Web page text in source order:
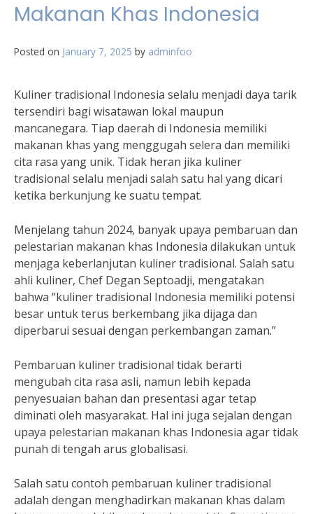
Makanan Khas Indonesia
Posted on January 7, 2025 by adminfoo
Kuliner tradisional Indonesia selalu menjadi daya tarik
tersendiri bagi wisatawan lokal maupun
mancanegara. Tiap daerah di Indonesia memiliki
makanan khas yang menggugah selera dan memiliki
cita rasa yang unik. Tidak heran jika kuliner
tradisional selalu menjadi salah satu hal yang dicari
ketika berkunjung ke suatu tempat.
Menjelang tahun 2024, banyak upaya pembaruan dan
pelestarian makanan khas Indonesia dilakukan untuk
menjaga keberlanjutan kuliner tradisional. Salah satu
ahli kuliner, Chef Degan Septoadji, mengatakan
bahwa “kuliner tradisional Indonesia memiliki potensi
besar untuk terus berkembang jika dijaga dan
diperbarui sesuai dengan perkembangan zaman.”
Pembaruan kuliner tradisional tidak berarti
mengubah cita rasa asli, namun lebih kepada
penyesuaian bahan dan presentasi agar tetap
diminati oleh masyarakat. Hal ini juga sejalan dengan
upaya pelestarian makanan khas Indonesia agar tidak
punah di tengah arus globalisasi.
Salah satu contoh pembaruan kuliner tradisional
adalah dengan menghadirkan makanan khas dalam